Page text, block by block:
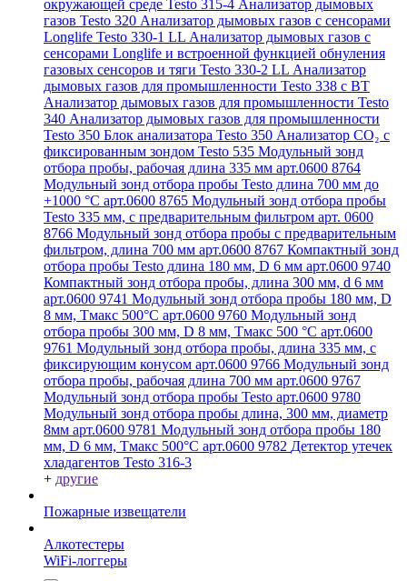
окружающей среде Testo 315-4 Анализатор дымовых
газов Testo 320 Анализатор дымовых газов с сенсорами
Longlife Testo 330-1 LL Анализатор дымовых газов с
сенсорами Longlife и встроенной функцией обнуления
газовых сенсоров и тяги Testo 330-2 LL Анализатор
дымовых газов для промышленности Testo 338 с BT
Анализатор дымовых газов для промышленности Testo
340 Анализатор дымовых газов для промышленности
Testo 350 Блок анализатора Testo 350 Анализатор СО₂ с
фиксированным зондом Testo 535 Модульный зонд
отбора пробы, рабочая длина 335 мм арт.0600 8764
Модульный зонд отбора пробы Testo длина 700 мм до
+1000 °С арт.0600 8765 Модульный зонд отбора пробы
Testo 335 мм, с предварительным фильтром арт. 0600
8766 Модульный зонд отбора пробы с предварительным
фильтром, длина 700 мм арт.0600 8767 Компактный зонд
отбора пробы Testo длина 180 мм, D 6 мм арт.0600 9740
Компактный зонд отбора пробы, длина 300 мм, d 6 мм
арт.0600 9741 Модульный зонд отбора пробы 180 мм, D
8 мм, Tмакс 500°С арт.0600 9760 Модульный зонд
отбора пробы 300 мм, D 8 мм, Tмакс 500 °C арт.0600
9761 Модульный зонд отбора пробы, длина 335 мм, с
фиксирующим конусом арт.0600 9766 Модульный зонд
отбора пробы, рабочая длина 700 мм арт.0600 9767
Модульный зонд отбора пробы Testo арт.0600 9780
Модульный зонд отбора пробы длина, 300 мм, диаметр
8мм арт.0600 9781 Модульный зонд отбора пробы 180
мм, D 6 мм, Tмакс 500°С арт.0600 9782 Детектор утечек
хладагентов Testo 316-3
+ другие
Пожарные извещатели
Алкотестеры
WiFi-логгеры